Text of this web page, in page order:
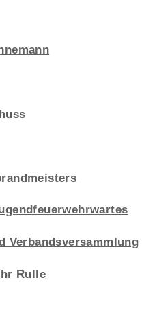
Verbandsversammlung
Rulle